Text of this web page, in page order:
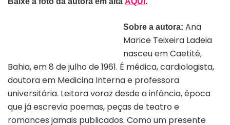
Sobre a autora: Ana
Marice Teixeira Ladeia
nasceu em Caetité,
Bahia, em 8 de julho de 1961. É médica, cardiologista,
doutora em Medicina Interna e professora
universitária. Leitora voraz desde a infância, época
que já escrevia poemas, peças de teatro e
romances jamais publicados. Como um presente